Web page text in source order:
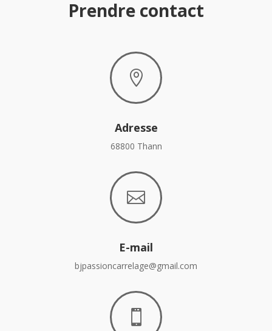
Prendre contact

Adresse
68800 Thann

E-mail
bjpassioncarrelage@gmail.com
